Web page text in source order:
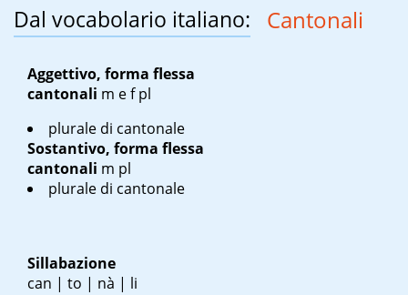
Dal vocabolario italiano: Cantonali
Aggettivo, forma flessa
cantonali m ef pl
plurale di cantonale
Sostantivo, forma flessa
cantonali m pl
plurale di cantonale
Sillabazione
can | to | nà | li